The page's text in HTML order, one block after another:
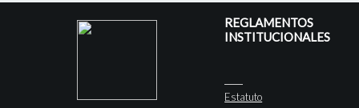
REGLAMENTOS
INSTITUCIONALES
Estatuto